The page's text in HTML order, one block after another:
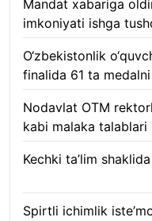
Mandat xabariga
imkoniyati ishga
O‘zbekistonlik
finalida 61 ta
Nodavlat OTM
kabi malaka talablari
Kechki ta’lim
Spirtli ichimlik